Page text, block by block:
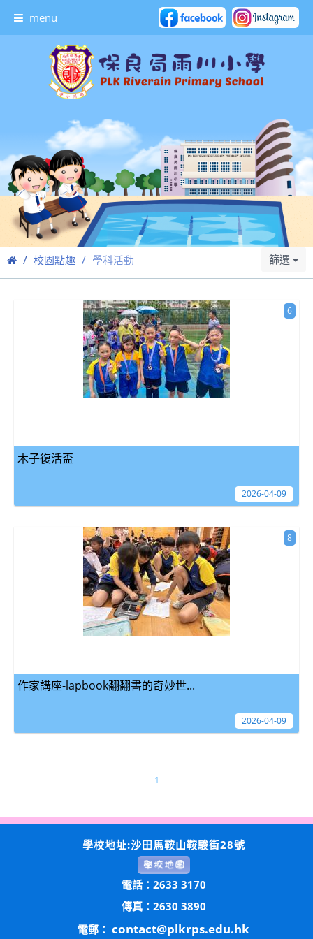
menu
校園點趣 學科活動 篩選
木子復活盃
6
2026-04-09
作家講座-lapbook翻翻書的奇妙世...
8
2026-04-09
1
學校地址:沙田馬鞍山鞍駿街28號
電話：2633 3170
傳真：2630 3890
電郵： contact@plkrps.edu.hk